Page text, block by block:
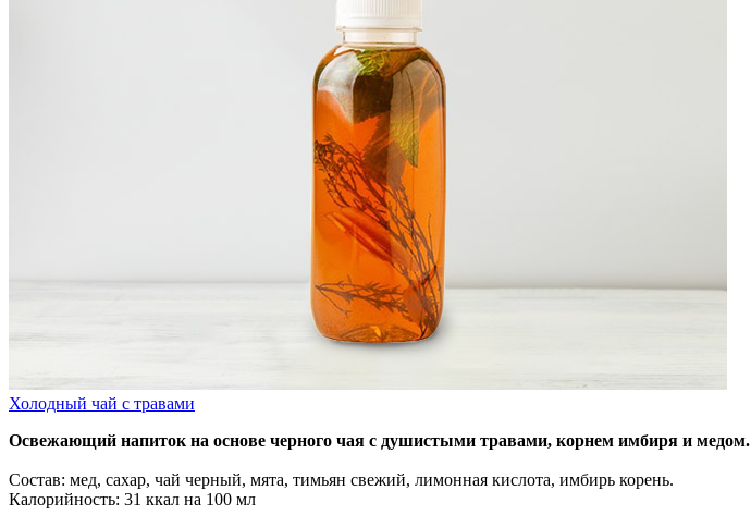
Холодный чай с травами
Освежающий напиток на основе черного чая с душистыми травами, корнем имбиря и медом.
Состав: мед, сахар, чай черный, мята, тимьян свежий, лимонная кислота, имбирь корень.
Калорийность: 31 ккал на 100 мл